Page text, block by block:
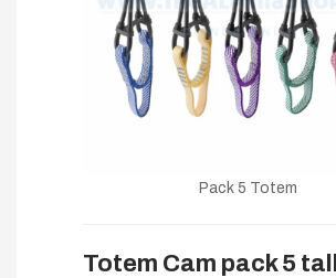
Pack 5 Totem
Totem Cam pack 5